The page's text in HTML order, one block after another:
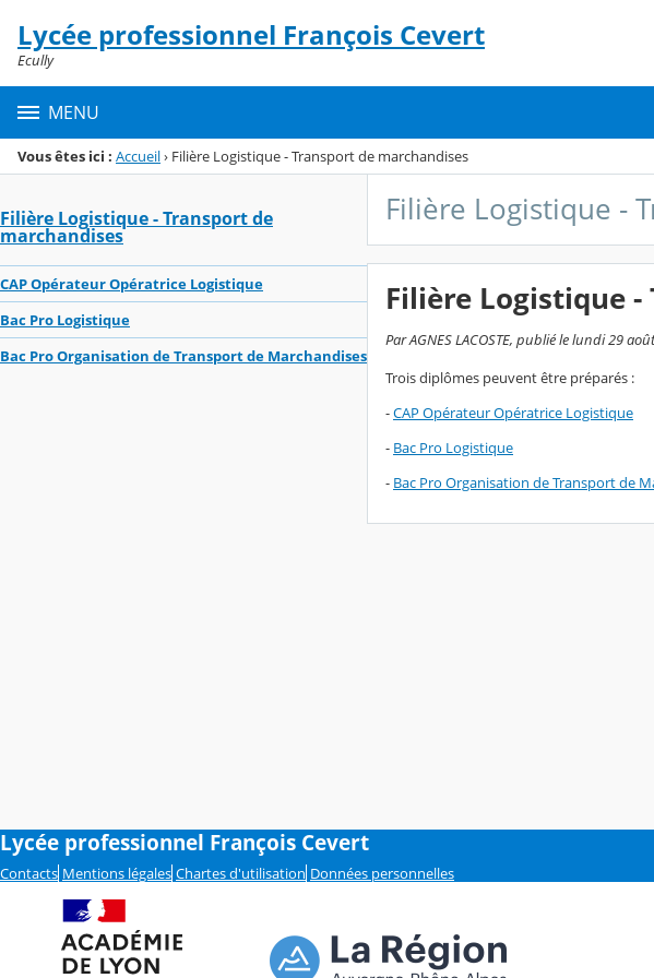
Menu de la rubrique
Contenu
Lycée professionnel François Cevert
Ecully
MENU
Vous êtes ici : Accueil› Filière Logistique - Transport de marchandises
Filière Logistique - Transport de
marchandises
CAP Opérateur Opératrice Logistique
Bac Pro Logistique
Bac Pro Organisation de Transport de Marchandises
Filière Logistique -
Filière Logistique
Par AGNES LACOSTE, publié le lundi 29
Trois diplômes peuvent être préparés :
-CAP Opérateur Opératrice Logistique
- Bac Pro Logistique
- Bac Pro Organisation de Transport de
Lycée professionnel François Cevert
Contacts Mentions légales Chartes d'utilisation Données personnelles